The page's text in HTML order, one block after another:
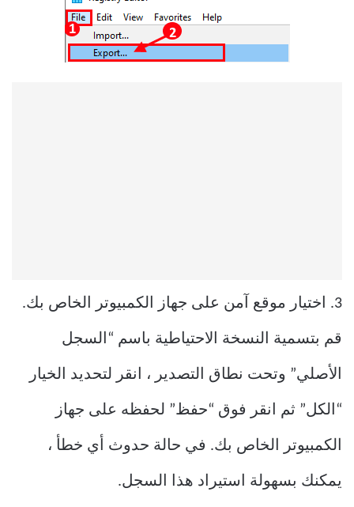
3. اختيار موقع آمن على جهاز الكمبيوتر الخاص بك.
قم بتسمية النسخة الاحتياطية باسم “السجل
الأصلي” وتحت نطاق التصدير ، انقر لتحديد الخيار
“الكل” ثم انقر فوق “حفظ” لحفظه على جهاز
الكمبيوتر الخاص بك. في حالة حدوث أي خطأ ،
يمكنك بسهولة استيراد هذا السجل.